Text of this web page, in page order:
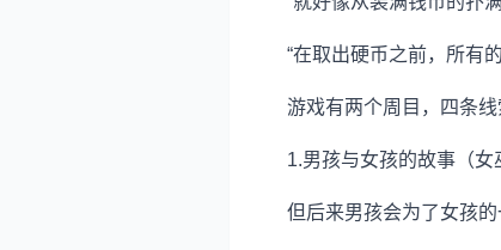
“在取出硬币之前，所有
游戏有两个周目，四条
1.男孩与女孩的故事（女
但后来男孩会为了女孩